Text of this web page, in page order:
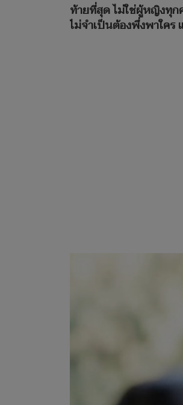
ท้ายที่สุด ไม่ใช่ผู้หญิงทุก
ไม่จำเป็นต้องพึ่งพาใคร